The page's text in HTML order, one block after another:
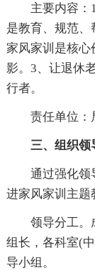
主要内容：
是教育、规范、
家风家训是核
影。3、让退休
行者。
责任单位：
三、组织领
通过强化领
进家风家训主题
领导分工。
组长，各科室(
导小组。